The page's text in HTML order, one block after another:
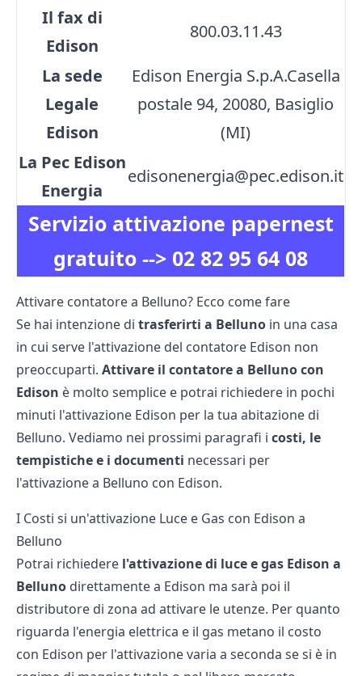
Servizio attivazione papernest
gratuito --> 02 82 95 64 08
Il fax di
Edison
800.03.11.43
La sede
Legale
Edison
Edison Energia S.p.A.Casella
postale 94, 20080, Basiglio
(MI)
La Pec Edison
Energia
edisonenergia@pec.edison.it
Attivare contatore a Belluno? Ecco come fare
Se hai intenzione di trasferirti a Belluno in una casa
in cui serve l'attivazione del contatore Edison non
preoccuparti. Attivare il contatore a Belluno con
Edison è molto semplice e potrai richiedere in pochi
minuti l'attivazione Edison per la tua abitazione di
Belluno. Vediamo nei prossimi paragrafi i costi, le
tempistiche e i documenti necessari per
l'attivazione a Belluno con Edison.
I Costi si un'attivazione Luce e Gas con Edison a
Belluno
Potrai richiedere l'attivazione di luce e gas Edison a
Belluno direttamente a Edison ma sarà poi il
distributore di zona ad attivare le utenze. Per quanto
riguarda l'energia elettrica e il gas metano il costo
con Edison per l'attivazione varia a seconda se si è in